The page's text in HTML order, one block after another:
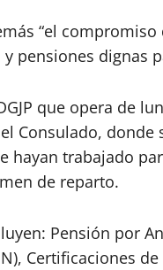
“el
pensiones dignas
que opera de
Consulado, donde
hayan trabajado
de reparto.
Pensión por
Certificaciones